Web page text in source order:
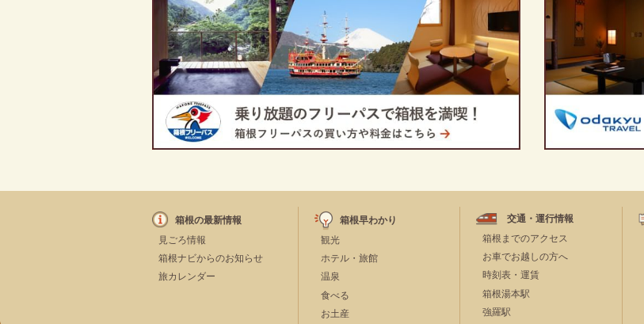
箱根の最新情報
見ごろ情報
箱根ナビからのお知らせ
旅カレンダー
箱根早わかり
観光
ホテル・旅館
温泉
食べる
お土産
交通・運行情報
箱根までのアクセス
お車でお越しの方へ
時刻表・運賃
箱根湯本駅
強羅駅